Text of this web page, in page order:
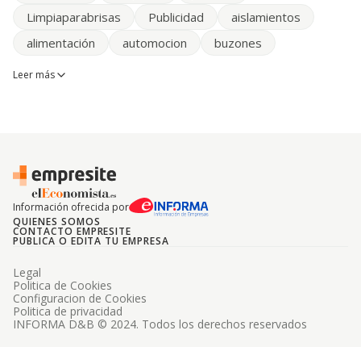
Limpiaparabrisas
Publicidad
aislamientos
alimentación
automocion buzones
Leer más
Información ofrecida por
QUIENES SOMOS
CONTACTO EMPRESITE
PUBLICA O EDITA TU EMPRESA
INFORMA D&B © 2024. Todos los derechos reservados
Legal
Politica de Cookies
Configuracion de Cookies
Politica de privacidad